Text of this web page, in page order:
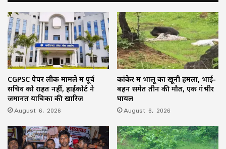
CGPSC पेपर लीक मामले में पूर्व
सचिव को राहत नहीं, हाईकोर्ट ने
जमानत याचिका की खारिज
August 6, 2026
कांकेर में भालू का खूनी हमला, भाई-
बहन समेत तीन की मौत, एक गंभीर
घायल
August 6, 2026